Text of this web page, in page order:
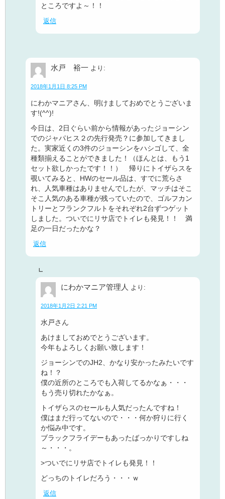
ところですよ～！！
返信
水戸 裕一 より:
2018年1月1日 8:25 PM
にわかマニアさん、明けましておめでとうございま
す!(^^)!
今日は、2日ぐらい前から情報があったジョーシン
でのジャパヒス２の先行発売？に参加してきまし
た。実家近くの3件のジョーシンをハシゴして、全
種類揃えることができました！（ほんとは、もう1
セット欲しかったです！！） 帰りにトイザらスを
覗いてみると、HWのセール品は、すでに荒らさ
れ、人気車種はありませんでしたが、マッチはそこ
そこ人気のある車種が残っていたので、ゴルフカン
トリーとフランクフルトをそれぞれ2台ずつゲット
しました。ついでにリサ店でトイレも発見！！ 満
足の一日だったかな？
返信
にわかマニア管理人 より:
2018年1月2日 2:21 PM
水戸さん
あけましておめでとうございます。
今年もよろしくお願い致します！
ジョーシンでのJH2、かなり安かったみたいです
ね！？
僕の近所のところでも入荷してるかなぁ・・・
もう売り切れたかなぁ。
トイザらスのセールも人気だったんですね！
僕はまだ行ってないので・・・何か狩りに行く
か悩み中です。
ブラックフライデーもあったばっかりですしね
～・・・。
>ついでにリサ店でトイレも発見！！
どっちのトイレだろう・・・ｗ
返信